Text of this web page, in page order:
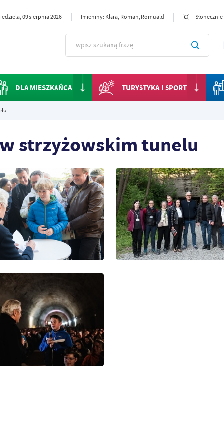
09 sierpnia 2026 Imieniny: Klara, Roman, Romuald Słonecznie
DLA MIESZKAŃCA TURYSTYKA I SPORT
w strzyżowskim tunelu
Twoją prywatność. Możesz zmienić ustawienia cookies lub zaakceptować je
W dowolnym momencie możesz dokonać zmiany swoich ustawień.
pliki cookies służą do prawidłowego funkcjonowania strony internetowej i
Ci komfortowe korzystanie z oferowanych przez nas usług.
cookies odpowiadają na podejmowane przez Ciebie działania w celu m.in. dostosowania
ustawień preferencji prywatności, logowania czy wypełniania formularzy. Dzięki plikom
i personalizacyjne
typu pliki cookies umożliwiają stronie internetowej zapamiętanie wprowadzonych przez
ustawień oraz personalizację określonych funkcjonalności czy prezentowanych treści.